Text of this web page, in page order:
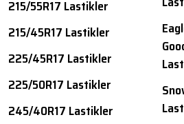
215/55R17 Lastikler
215/45R17 Lastikler
225/45R17 Lastikler
225/50R17 Lastikler
245/40R17 Lastikler